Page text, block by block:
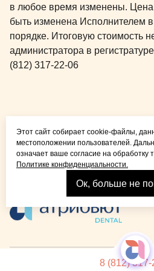
8 (812) 317-
в любое время изменены. Цена
быть изменена Исполнителем
порядке. Итоговую стоимость
администратора в
(812) 317-22-06
детей и взрослых
Взрослая стоматология
© 2026 Детская стоматология Atribeaute
Этот сайт собирает cookie-файлы,
местоположении пользователей.
означает ваше согласие на обработку
Политике конфиденциальности.
Ок, больше не